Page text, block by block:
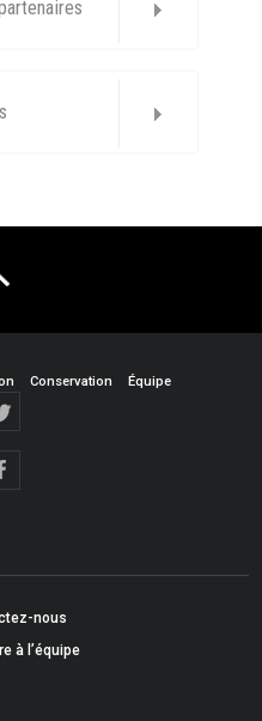
Conservation Équipe
nous
à l’équipe